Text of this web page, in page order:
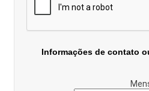
Informações de contato